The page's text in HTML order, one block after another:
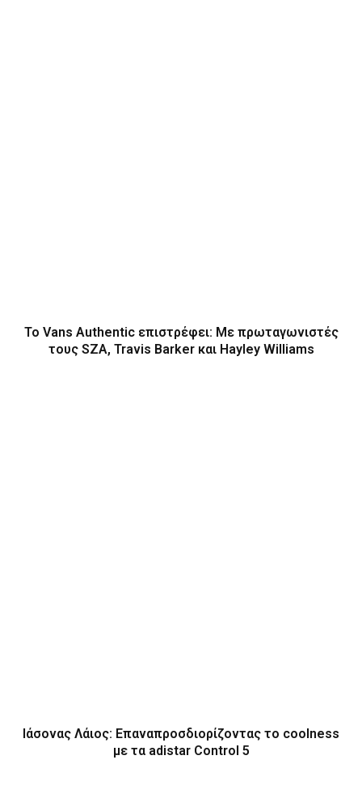
Το Vans Authentic επιστρέφει: Με πρωταγωνιστές
τους SZA, Travis Barker και Hayley Williams
Ιάσονας Λάιος: Επαναπροσδιορίζοντας το coolness
με τα adistar Control 5